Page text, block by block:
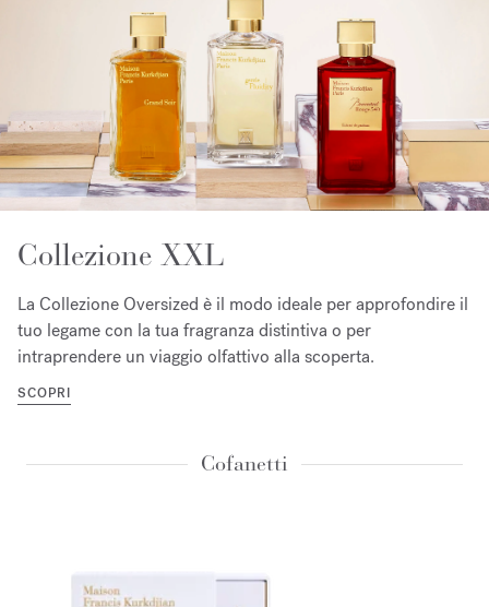
Collezione XXL
La Collezione Oversized è il modo ideale per approfondire il
tuo legame con la tua fragranza distintiva o per
intraprendere un viaggio olfattivo alla scoperta.
SCOPRI
Cofanetti